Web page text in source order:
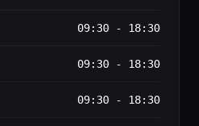
09:30 - 18:30
09:30 - 18:30
09:30 - 18:30